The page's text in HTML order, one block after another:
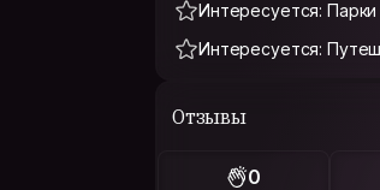
Интересуется:
Интересуется:
Отзывы
0